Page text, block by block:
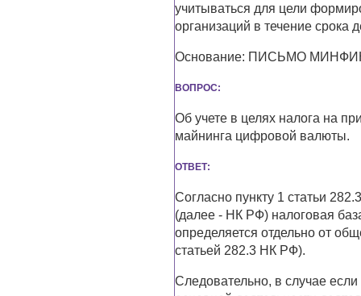
учитываться для цели
организаций в течение срока
Основание: ПИСЬМО
ВОПРОС:
Об учете в целях налога на
майнинга цифровой валюты.
ОТВЕТ:
Согласно пункту 1 статьи
(далее - НК РФ) налоговая
определяется отдельно от
статьей 282.3 НК РФ).
Следовательно, в случае